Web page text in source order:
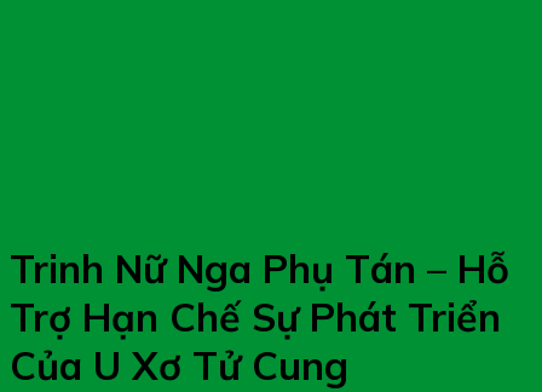
Trinh Nữ Nga Phụ Tán – Hỗ
Trợ Hạn Chế Sự Phát Triển
Của U Xơ Tử Cung